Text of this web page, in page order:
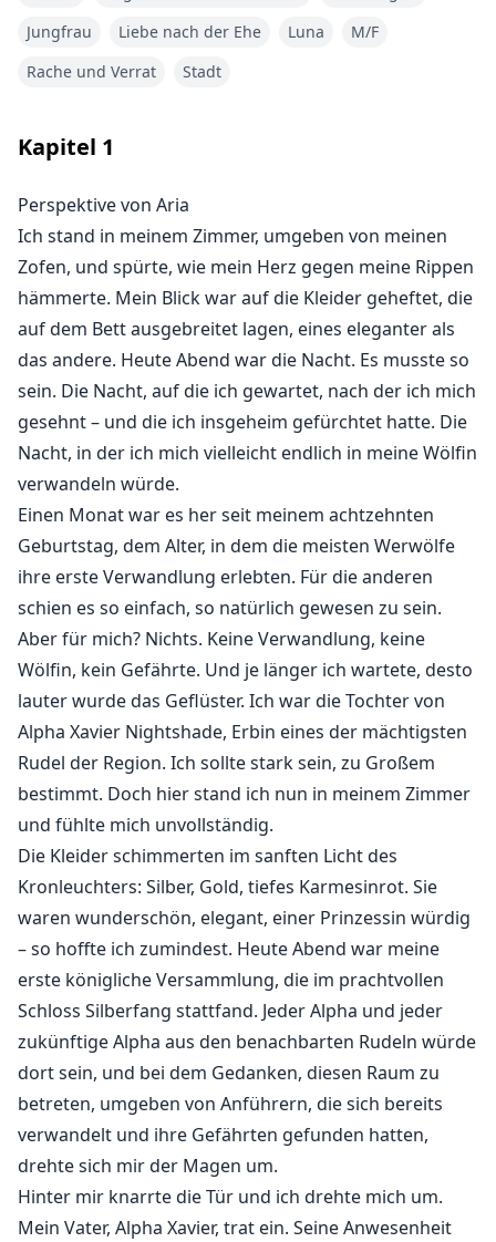
betrunkene Verfolgungsjagd endete in einer Tragödie,
ins Kreuzfeuer der Schuldzuweisungen.
Zander, Kaels älterer Bruder und baldiger Alpha-König,
glaubte, Aria sei für den Tod seines Bruders
verantwortlich – und obendrein noch promiskuitiv. Um
einen Krieg zwischen ihren Rudeln zu verhindern,
willigte Zander ein, sie zu heiraten, aber nur aus
Rache. Sein Plan? Arias Leben ein Jahr lang ruinieren,
sie dann verstoßen und sich von ihr scheiden lassen.
Doch Zanders Plan beginnt zu bröckeln, als sein
ehemals bester Freund Asher zurückkehrt,
entschlossen, Aria für sich zu gewinnen. Als
Geheimnisse aus der Vergangenheit wieder
auftauchen, entdeckt Zander Verrat, Lügen und
Wahrheiten, denen er sich nie stellen wollte. War Aria
wirklich schuldig oder war sie nur eine weitere
Schachfigur in einem tödlichen Spiel um Macht und
Rache?
Asher lachte und sagte: „Du bist ein Narr; sie wollte nie
kommen. Ich habe ihr erzählt, dass du bei Lyra bist,
also ist sie gekommen. Und jetzt habe ich mein Ziel
erreicht: Ich habe deine Ehe zerstört.“
Zander fühlte sich wie ein Idiot und fragte: „Aber
warum? Ich habe dir nie etwas getan! Du warst mein
bester Freund. Ich hätte dich töten sollen, als du mit
meiner Ex-Verlobten Lyra geschlafen hast!“
Asher erwiderte: „Du wusstest, dass ich sie liebte, aber
du hast mir Lyra gestohlen. Sie war meine wahre
Gefährtin, aber sie weigerte sich, mich zu heiraten,
weil du bald der Alpha-König sein würdest! Sie hat dich
nie geliebt. Sie liebte mich, wollte aber die Königin der
Werwölfe sein; das ist alles.“
Jungfrau
Liebe nach der Ehe Luna
M/F
Rache und Verrat
Stadt
Kapitel 1
Perspektive von Aria
Ich stand in meinem Zimmer, umgeben von meinen
Zofen, und spürte, wie mein Herz gegen meine Rippen
hämmerte. Mein Blick war auf die Kleider geheftet, die
auf dem Bett ausgebreitet lagen, eines eleganter als
das andere. Heute Abend war die Nacht. Es musste so
sein. Die Nacht, auf die ich gewartet, nach der ich mich
gesehnt – und die ich insgeheim gefürchtet hatte. Die
Nacht, in der ich mich vielleicht endlich in meine Wölfin
verwandeln würde.
Einen Monat war es her seit meinem achtzehnten
Geburtstag, dem Alter, in dem die meisten Werwölfe
ihre erste Verwandlung erlebten. Für die anderen
schien es so einfach, so natürlich gewesen zu sein.
Aber für mich? Nichts. Keine Verwandlung, keine
Wölfin, kein Gefährte. Und je länger ich wartete, desto
lauter wurde das Geflüster. Ich war die Tochter von
Alpha Xavier Nightshade, Erbin eines der mächtigsten
Rudel der Region. Ich sollte stark sein, zu Großem
bestimmt. Doch hier stand ich nun in meinem Zimmer
und fühlte mich unvollständig.
Die Kleider schimmerten im sanften Licht des
Kronleuchters: Silber, Gold, tiefes Karmesinrot. Sie
waren wunderschön, elegant, einer Prinzessin würdig
– so hoffte ich zumindest. Heute Abend war meine
erste königliche Versammlung, die im prachtvollen
Schloss Silberfang stattfand. Jeder Alpha und jeder
zukünftige Alpha aus den benachbarten Rudeln würde
dort sein, und bei dem Gedanken, diesen Raum zu
betreten, umgeben von Anführern, die sich bereits
verwandelt und ihre Gefährten gefunden hatten,
drehte sich mir der Magen um.
Hinter mir knarrte die Tür und ich drehte mich um.
Mein Vater, Alpha Xavier, trat ein. Seine Anwesenheit